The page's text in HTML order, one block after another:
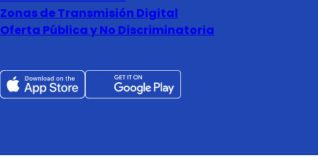
Zonas de Transmisión Digital
Oferta Pública y No Discriminatoria